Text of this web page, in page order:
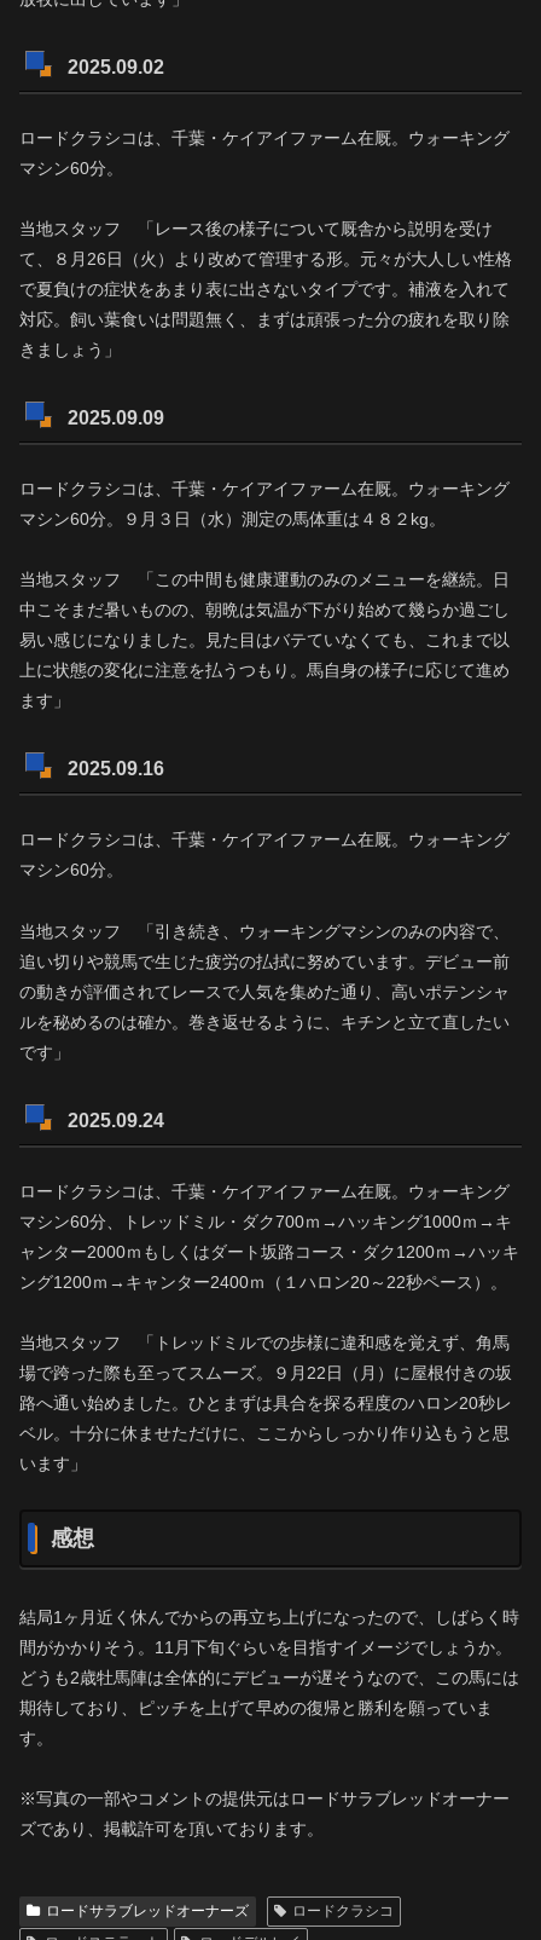
2025.09.02
ロードクラシコは、千葉・ケイアイファーム在厩。ウォーキング
マシン60分。
当地スタッフ 「レース後の様子について厩舎から説明を受け
て、８月26日（火）より改めて管理する形。元々が大人しい性格
で夏負けの症状をあまり表に出さないタイプです。補液を入れて
対応。飼い葉食いは問題無く、まずは頑張った分の疲れを取り除
きましょう」
2025.09.09
ロードクラシコは、千葉・ケイアイファーム在厩。ウォーキング
マシン60分。９月３日（水）測定の馬体重は４８２kg。
当地スタッフ 「この中間も健康運動のみのメニューを継続。日
中こそまだ暑いものの、朝晩は気温が下がり始めて幾らか過ごし
易い感じになりました。見た目はバテていなくても、これまで以
上に状態の変化に注意を払うつもり。馬自身の様子に応じて進め
ます」
2025.09.16
ロードクラシコは、千葉・ケイアイファーム在厩。ウォーキング
マシン60分。
当地スタッフ 「引き続き、ウォーキングマシンのみの内容で、
追い切りや競馬で生じた疲労の払拭に努めています。デビュー前
の動きが評価されてレースで人気を集めた通り、高いポテンシャ
ルを秘めるのは確か。巻き返せるように、キチンと立て直したい
です」
2025.09.24
ロードクラシコは、千葉・ケイアイファーム在厩。ウォーキング
マシン60分、トレッドミル・ダク700ｍ→ハッキング1000ｍ→キ
ャンター2000ｍもしくはダート坂路コース・ダク1200ｍ→ハッキ
ング1200ｍ→キャンター2400ｍ（１ハロン20～22秒ペース）。
当地スタッフ 「トレッドミルでの歩様に違和感を覚えず、角馬
場で跨った際も至ってスムーズ。９月22日（月）に屋根付きの坂
路へ通い始めました。ひとまずは具合を探る程度のハロン20秒レ
ベル。十分に休ませただけに、ここからしっかり作り込もうと思
います」
感想
結局1ヶ月近く休んでからの再立ち上げになったので、しばらく時
間がかかりそう。11月下旬ぐらいを目指すイメージでしょうか。
どうも2歳牡馬陣は全体的にデビューが遅そうなので、この馬には
期待しており、ピッチを上げて早めの復帰と勝利を願っていま
す。
※写真の一部やコメントの提供元はロードサラブレッドオーナー
ズであり、掲載許可を頂いております。
ロードサラブレッドオーナーズ
ロードクラシコ